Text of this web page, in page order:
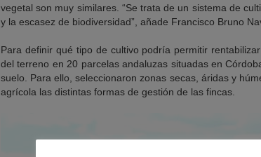
vegetal son muy similares. “Se trata de un sistema de
y la escasez de biodiversidad”, añade Francisco Bruno
Para definir qué tipo de cultivo podría permitir
del terreno en 20 parcelas andaluzas situadas en
suelo. Para ello, seleccionaron zonas secas, áridas y
agrícola las distintas formas de gestión de las fincas.